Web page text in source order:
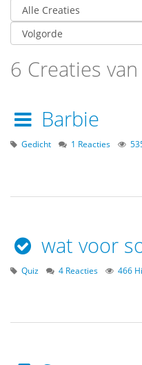
6 Creaties
Barbie
Gedicht 1 Reacties
wat voor
Quiz 4 Reacties 466